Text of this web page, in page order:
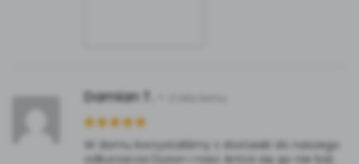
Damian T.
W domu korzystaliśmy z dostawki do naszego
odkurzacza Dyson i nasz Antoś się go nie bał,